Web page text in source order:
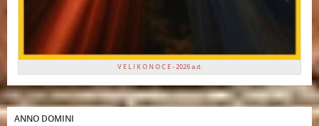
V E L I K O N O C E - 2026 a.d.
ANNO DOMINI